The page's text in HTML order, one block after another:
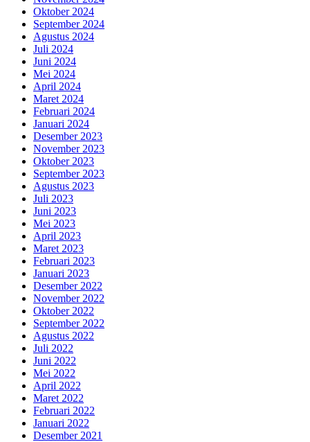
Oktober 2024
September 2024
Agustus 2024
Juli 2024
Juni 2024
Mei 2024
April 2024
Maret 2024
Februari 2024
Januari 2024
Desember 2023
November 2023
Oktober 2023
September 2023
Agustus 2023
Juli 2023
Juni 2023
Mei 2023
April 2023
Maret 2023
Februari 2023
Januari 2023
Desember 2022
November 2022
Oktober 2022
September 2022
Agustus 2022
Juli 2022
Juni 2022
Mei 2022
April 2022
Maret 2022
Februari 2022
Januari 2022
Desember 2021